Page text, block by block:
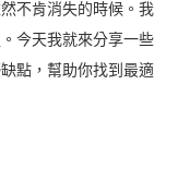
不肯消失的時候。我
今天我就來分享一些
點，幫助你找到最適